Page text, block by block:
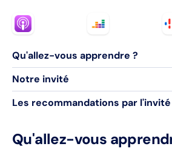
Qu'allez-vous apprendre ?
Notre invité
Les recommandations par l'invité
Qu'allez-vous